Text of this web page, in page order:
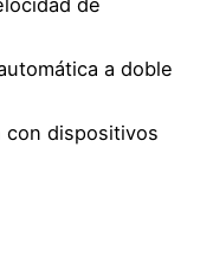
de
a doble
con dispositivos